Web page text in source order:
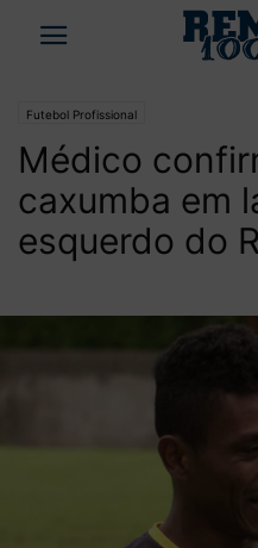
Futebol Profissional
Médico
caxumba em
esquerdo do